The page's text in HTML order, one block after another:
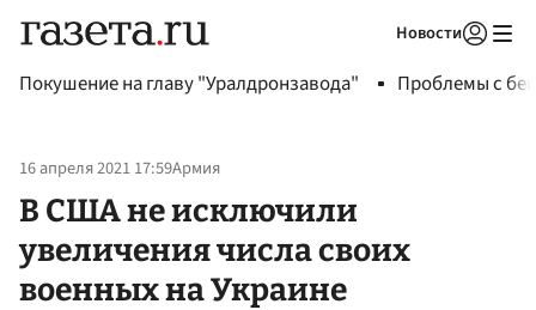
Новости
Покушение на главу "Уралдронзавода" Проблемы с
16 апреля 2021 17:59Армия
В США не исключили
увеличения числа своих
военных на Украине